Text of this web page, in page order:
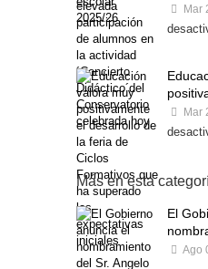
Mar
Mar
Más en esta
El
Ago